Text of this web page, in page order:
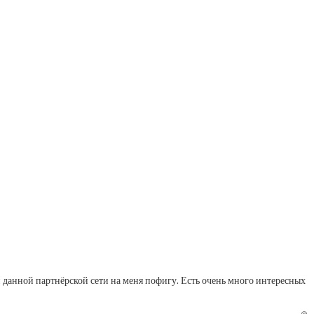
партнёрской сети на меня пофигу. Есть очень много интересных